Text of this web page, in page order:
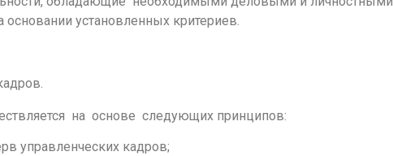
установленных критериев.
на основе следующих принципов:
управленческих кадров;